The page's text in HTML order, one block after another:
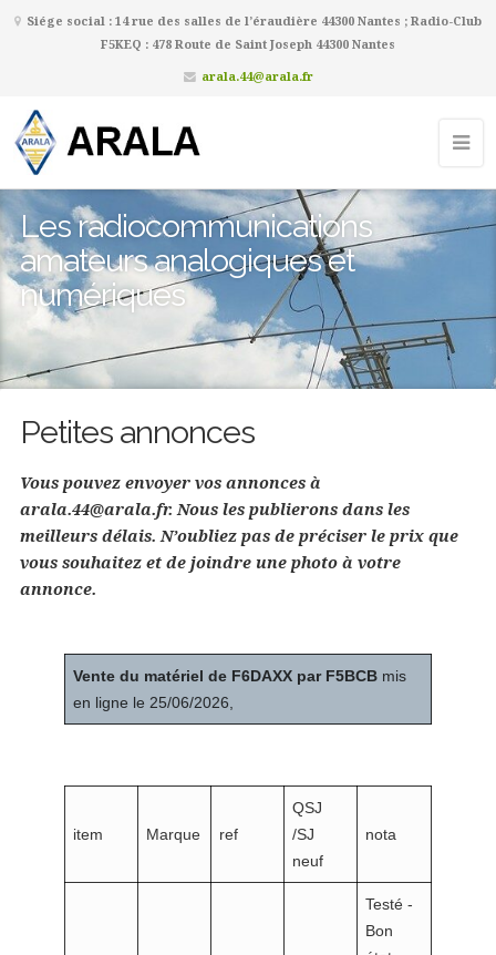
Siége social : 14 rue des salles de l’éraudière 44300 Nantes ; Radio-Club
F5KEQ : 478 Route de Saint Joseph 44300 Nantes
arala.44@arala.fr
Les radiocommunications
amateurs analogiques et
numériques
Petites annonces
Vous pouvez envoyer vos annonces à
arala.44@arala.fr. Nous les publierons dans les
meilleurs délais. N’oubliez pas de préciser le prix que
vous souhaitez et de joindre une photo à votre
annonce.
Vente du matériel de F6DAXX par F5BCB mis
en ligne le 25/06/2026,
item Marque ref
QSJ
/SJ
neuf
nota
Testé -
Bon